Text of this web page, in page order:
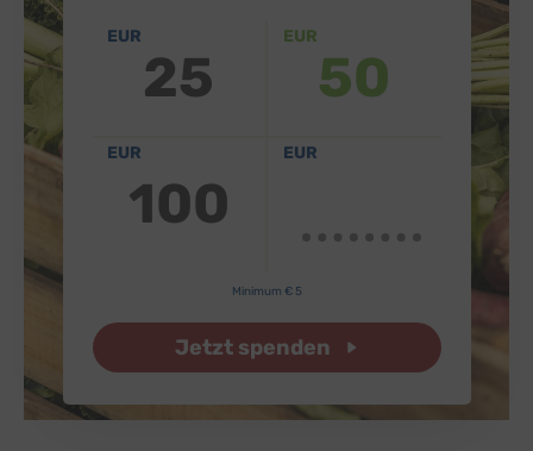
25
EUR
50
EUR
100
EUR EUR
Minimum € 5
Jetzt spenden